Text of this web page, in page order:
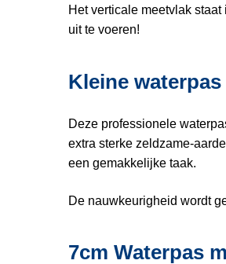
Het verticale meetvlak
uit te voeren!
Kleine
Deze professionele
extra sterke zeldzame-
een gemakkelijke taak.
De nauwkeurigheid wordt
7cm Waterpas